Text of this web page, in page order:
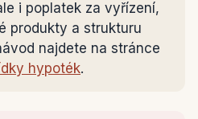
i poplatek za vyřízení,
produkty a strukturu
najdete na stránce
hypoték.